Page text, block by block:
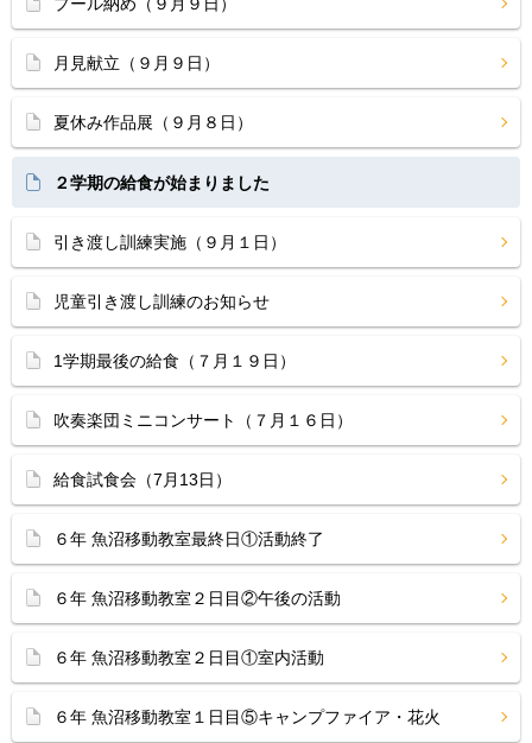
月見献立（９月９日）
夏休み作品展（９月８日）
２学期の給食が始まりました
引き渡し訓練実施（９月１日）
児童引き渡し訓練のお知らせ
1学期最後の給食（７月１９日）
吹奏楽団ミニコンサート（７月１６日）
給食試食会（7月13日）
６年 魚沼移動教室最終日①活動終了
６年 魚沼移動教室２日目②午後の活動
６年 魚沼移動教室２日目①室内活動
６年 魚沼移動教室１日目⑤キャンプファイア・花火